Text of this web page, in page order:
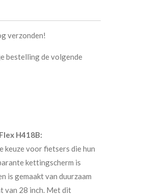
verzonden!
bestelling de volgende
H418B:
keuze voor fietsers die hun
kettingscherm is
is gemaakt van duurzaam
van 28 inch. Met dit